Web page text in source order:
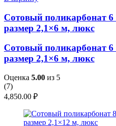
Сотовый поликарбонат
размер 2,1×6 м, люкс
Сотовый поликарбонат
размер 2,1×6 м, люкс
Оценка 5.00 из 5
(7)
4,850.00 ₽